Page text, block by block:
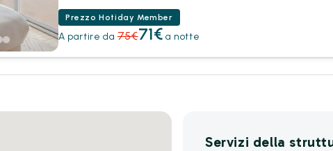
Prezzo Hotiday Member
A partire da 75€71€ a notte
Servizi della